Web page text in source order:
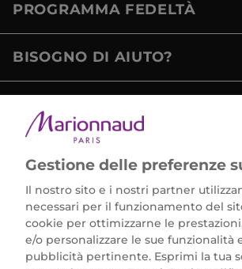
PROGRAMMA FEDELTÀ
BISOGNO DI AIUTO?
Marionnaud Parfumeries Italia S.r.l.
Gestione delle preferenze
Il nostro sito e i nostri partner
necessari per il funzionamento del
cookie per ottimizzarne le
e/o personalizzare le sue funzionalità
pubblicità pertinente. Esprimi la tua